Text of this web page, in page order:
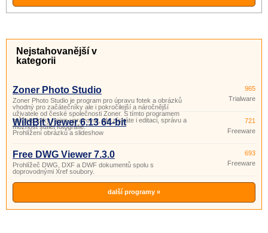
Nejstahovanější v
kategorii
Zoner Photo Studio
Zoner Photo Studio je program pro úpravu fotek a obrázků
vhodný pro začátečníky ale i pokročilejší a náročnější
uživatele od české společnosti Zoner. S tímto programem
můžete fotky nejen upravovat, ale získáte i editaci, správu a
možnost sdílet fotografie.
965
Trialware
WildBit Viewer 6.13 64-bit
Prohlížení obrázků a slideshow
721
Freeware
Free DWG Viewer 7.3.0
Prohlížeč DWG, DXF a DWF dokumentů spolu s
doprovodnými Xref soubory.
693
Freeware
další programy »